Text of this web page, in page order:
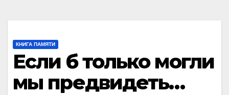
КНИГА ПАМЯТИ
Если б только могли
мы предвидеть…